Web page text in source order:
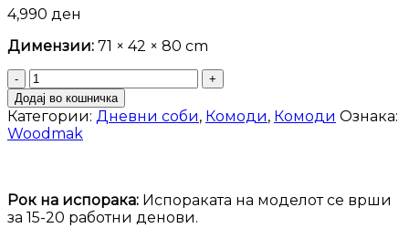
4,990 ден
Димензии: 71 × 42 × 80 cm
Комода
Смарт
Бела
3F
Додај во кошничка
Категории: Дневни соби, Комоди, Комоди Ознака:
Woodmak
Рок на испорака: Испораката на моделот се врши
за 15-20 работни денови.